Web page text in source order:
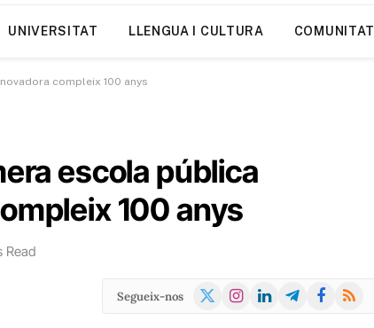
UNIVERSITAT LLENGUA I CULTURA COMUNITAT
compleix 100 anys
escola pública
100 anys
Read
Segueix-nos
X
Instagram
LinkedInTelegramFacebook
RSS